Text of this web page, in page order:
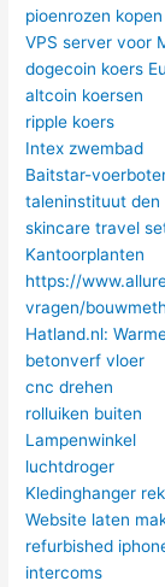
pioenrozen kopen
VPS server voor
dogecoin koers
altcoin koersen
ripple koers
Intex zwembad
Baitstar-
taleninstituut den
skincare travel
Kantoorplanten
https://
vragen/
Hatland.nl:
betonverf vloer
cnc drehen
rolluiken buiten
Lampenwinkel
luchtdroger
Kledinghanger rek
Website laten
refurbished
intercoms